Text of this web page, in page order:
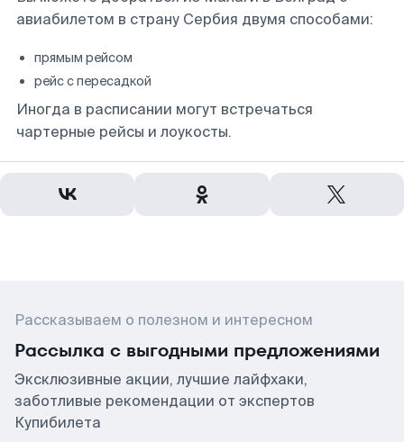
авиабилетом в страну Сербия двумя способами:
прямым рейсом
рейс с пересадкой
Иногда в расписании могут встречаться
чартерные рейсы и лоукосты.
Рассказываем о полезном и интересном
Рассылка с выгодными предложениями
Эксклюзивные акции, лучшие лайфхаки,
заботливые рекомендации от экспертов
Купибилета